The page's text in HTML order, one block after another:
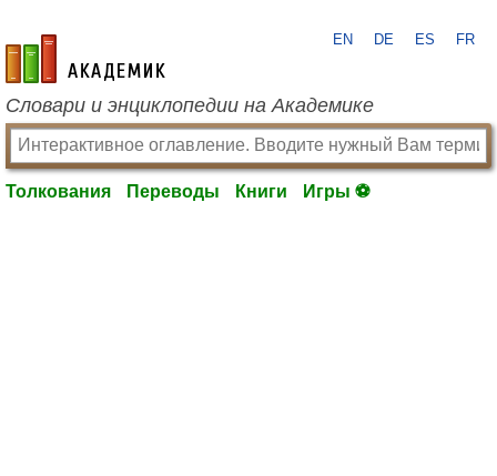
academic.ru
EN DE ES FR
Словари и энциклопедии на Академике
Толкования Переводы Книги Игры ⚽